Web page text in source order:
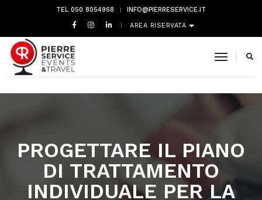
TEL 050 8054968 INFO@PIERRESERVICE.IT
AREA RISERVATA
toggle
PROGETTARE IL PIANO
DI TRATTAMENTO
INDIVIDUALE PER LA